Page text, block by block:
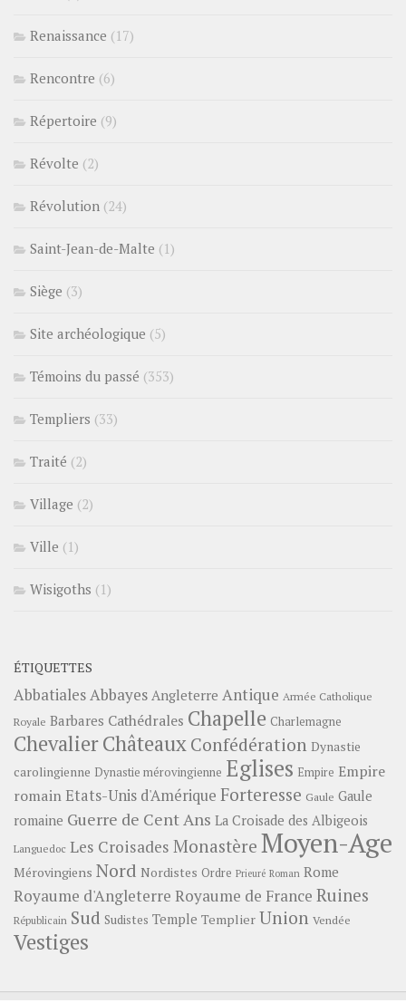
Renaissance (17)
Rencontre (6)
Répertoire (9)
Révolte (2)
Révolution (24)
Saint-Jean-de-Malte (1)
Siège (3)
Site archéologique (5)
Témoins du passé (353)
Templiers (33)
Traité (2)
Village (2)
Ville (1)
Wisigoths (1)
ÉTIQUETTES
Abbatiales Abbayes Angleterre Antique Armée Catholique
Royale Barbares Cathédrales Chapelle Charlemagne
ChevalierChâteauxConfédération Dynastie
carolingienne Dynastie mérovingienne Eglises Empire Empire
romainEtats-Unis d'Amérique Forteresse Gaule Gaule
romaine Guerre de Cent Ans La Croisade des Albigeois
Languedoc Les Croisades Monastère Moyen-Age
Mérovingiens Nord Nordistes Ordre Prieuré Roman Rome
Royaume d'Angleterre Royaume de France Ruines
Républicain Sud Sudistes Temple Templier Union Vendée
Vestiges